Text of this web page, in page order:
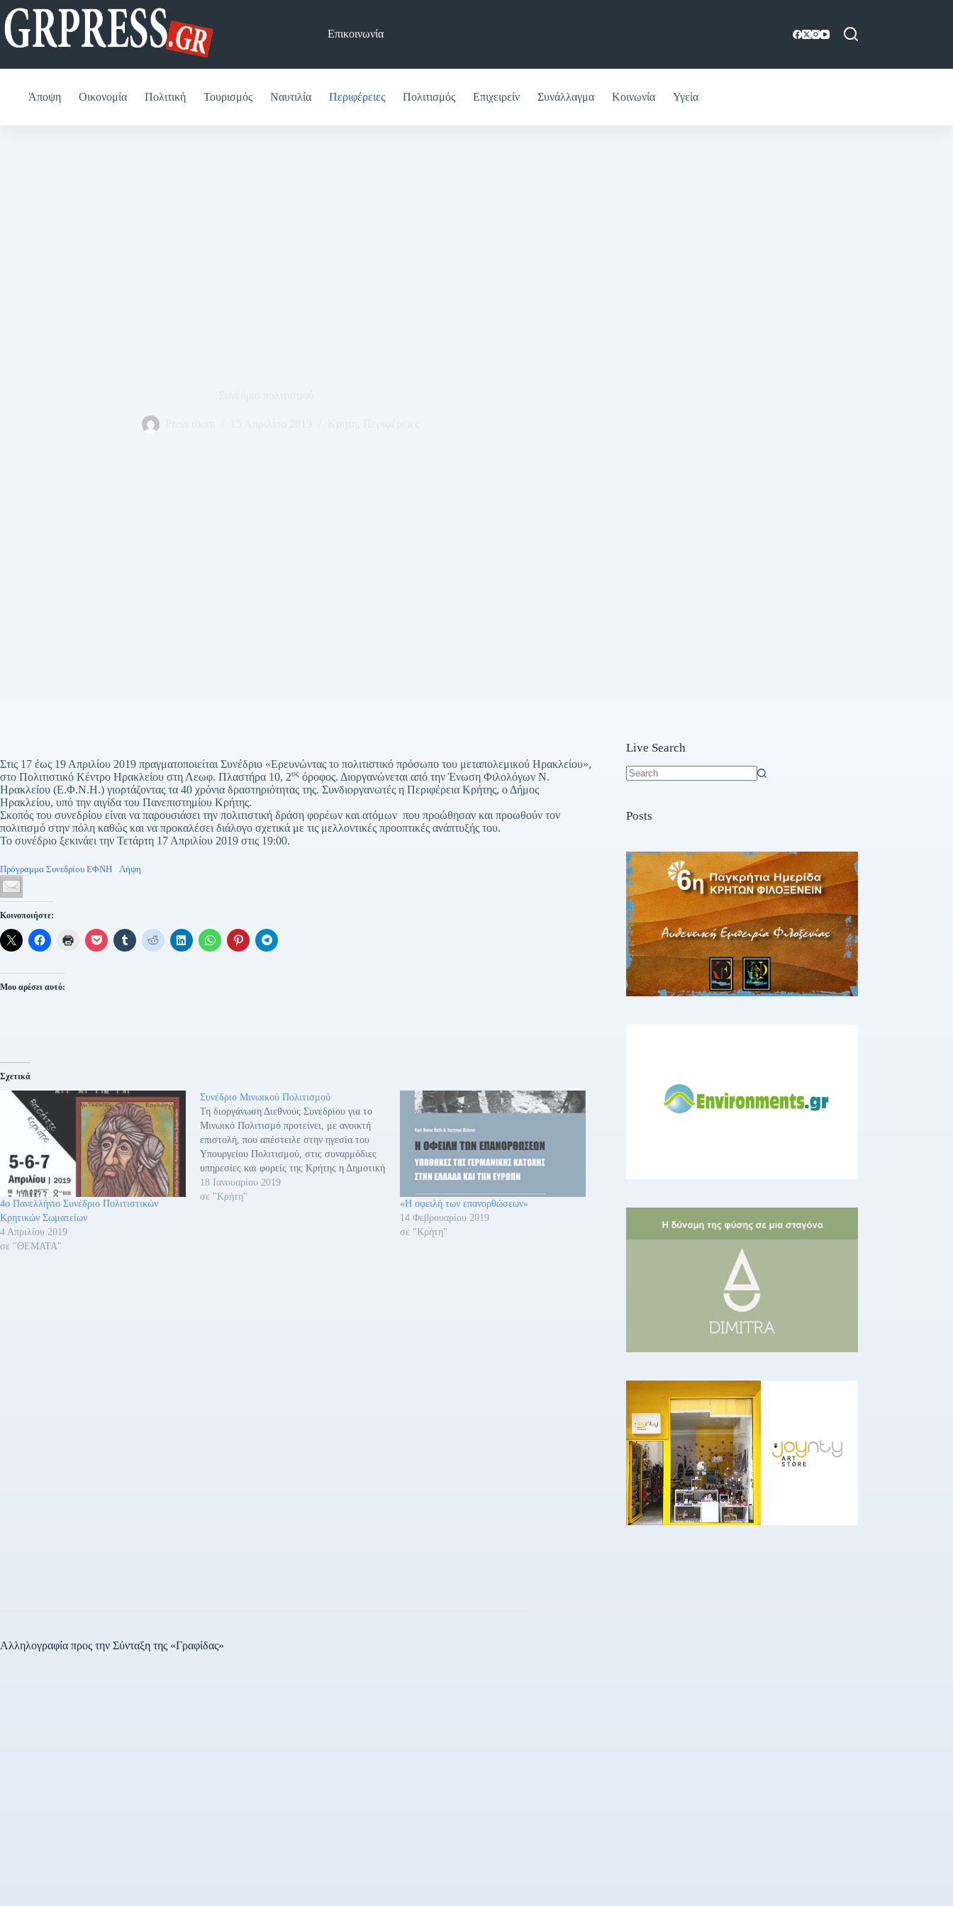
Μετάβαση
στο
περιεχόμενο
Επικοινωνία
Άποψη Οικονομία Πολιτική Τουρισμός Ναυτιλία Περιφέρειες Πολιτισμός Επιχειρείν Συνάλλαγμα Κοινωνία Υγεία
Στις 17 έως 19 Απριλίου 2019 πραγματοποιείται Συνέδριο «Ερευνώντας το πολιτιστικό πρόσωπο του μεταπολεμικού Ηρακλείου»,
στο Πολιτιστικό Κέντρο Ηρακλείου στη Λεωφ. Πλαστήρα 10, 2ος όροφος. Διοργανώνεται από την Ένωση Φιλολόγων Ν.
Ηρακλείου (Ε.Φ.Ν.Η.) γιορτάζοντας τα 40 χρόνια δραστηριότητας της. Συνδιοργανωτές η Περιφέρεια Κρήτης, ο Δήμος
Ηρακλείου, υπό την αιγίδα του Πανεπιστημίου Κρήτης.
Σκοπός του συνεδρίου είναι να παρουσιάσει την πολιτιστική δράση φορέων και ατόμων που προώθησαν και προωθούν τον
πολιτισμό στην πόλη καθώς και να προκαλέσει διάλογο σχετικά με τις μελλοντικές προοπτικές ανάπτυξής του.
Το συνέδριο ξεκινάει την Τετάρτη 17 Απριλίου 2019 στις 19:00.
Πρόγραμμα Συνεδρίου ΕΦΝΗ Λήψη
Κοινοποιήστε:
Μου αρέσει αυτό:
Σχετικά
4ο Πανελλήνιο Συνέδριο Πολιτιστικών
Κρητικών Σωματείων
4 Απριλίου 2019
σε "ΘΕΜΑΤΑ"
Συνέδριο Μινωικού Πολιτισμού
Τη διοργάνωση Διεθνούς Συνεδρίου για το
Μινωικό Πολιτισμό προτείνει, με ανοικτή
επιστολή, που απέστειλε στην ηγεσία του
Υπουργείου Πολιτισμού, στις συναρμόδιες
υπηρεσίες και φορείς της Κρήτης η Δημοτική
Παράταξη του Ηρακλείου «Ενεργοί
Πολίτες». Θεωρώντας πως αποτελεί
18 Ιανουαρίου 2019
σε "Κρήτη"
«Η οφειλή των επανορθώσεων»
14 Φεβρουαρίου 2019
σε "Κρήτη"
Live Search
Posts
Αλληλογραφία προς την Σύνταξη της «Γραφίδας»